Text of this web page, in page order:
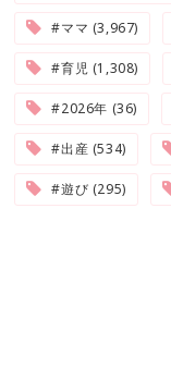
#ママ (3,967)
#育児 (1,308)
#2026年 (36)
#出産 (534)
#遊び (295)